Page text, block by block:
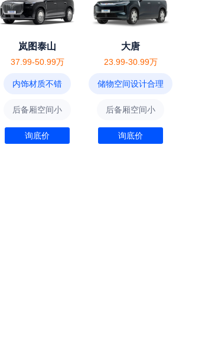
岚图泰山
37.99-50.99万
内饰材质不错
后备厢空间小
询底价
大唐
23.99-30.99万
储物空间设计合理
后备厢空间小
询底价